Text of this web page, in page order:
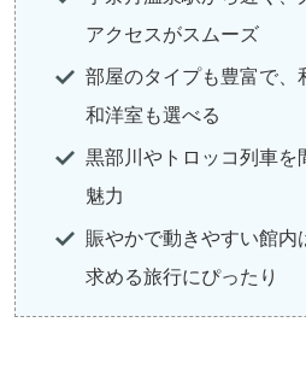
アクセスがスムーズ
部屋のタイプも豊富で、
和洋室も選べる
黒部川やトロッコ列車を
魅力
賑やかで動きやすい館内
求める旅行にぴったり